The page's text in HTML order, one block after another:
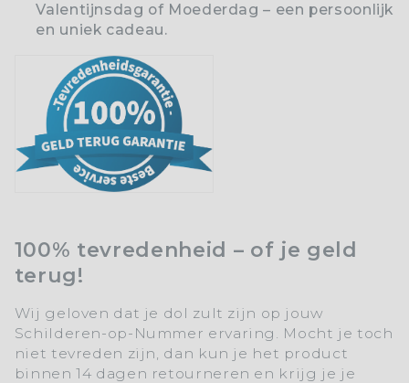
Valentijnsdag of Moederdag – een persoonlijk
en uniek cadeau.
100% tevredenheid – of je geld
terug!
Wij geloven dat je dol zult zijn op jouw
Schilderen-op-Nummer ervaring. Mocht je toch
niet tevreden zijn, dan kun je het product
binnen 14 dagen retourneren en krijg je je